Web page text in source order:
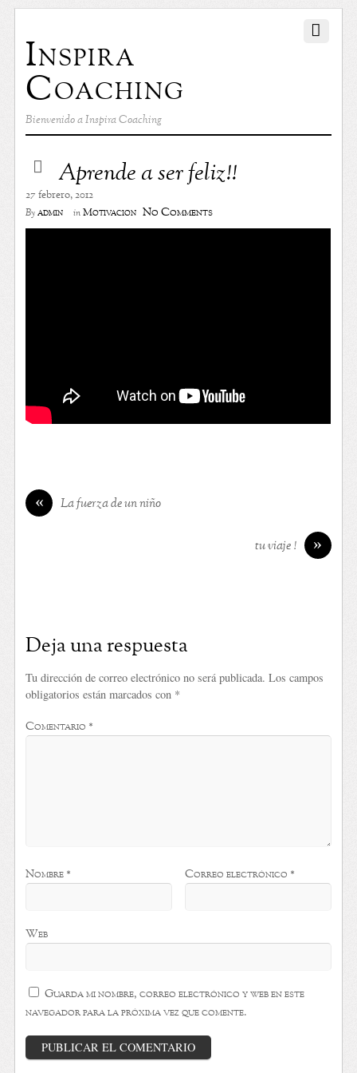
Inspira
Coaching
Bienvenido a Inspira Coaching
Aprende a ser feliz!!
27 febrero, 2012
Byadmin inMotivación No Comments
« La fuerza de un niño
»
tu viaje !
Deja una respuesta
Tu dirección de correo electrónico no será publicada. Los campos
obligatorios están marcados con *
Comentario *
Nombre * Correo electrónico *
Web
Guarda mi nombre, correo electrónico y web en este
navegador para la próxima vez que comente.